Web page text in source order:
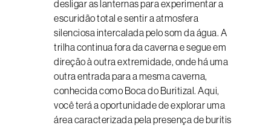
desligar as lanternas para experimentar a
escuridão total e sentir a atmosfera
silenciosa intercalada pelo som da água. A
trilha continua fora da caverna e segue em
direção à outra extremidade, onde há uma
outra entrada para a mesma caverna,
conhecida como Boca do Buritizal. Aqui,
você terá a oportunidade de explorar uma
área caracterizada pela presença de buritis